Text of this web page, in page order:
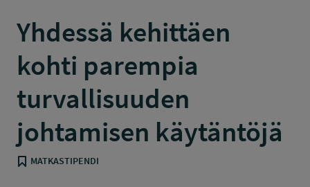
Yhdessä kehittäen
kohti parempia
turvallisuuden
johtamisen käytäntöjä
MATKASTIPENDI